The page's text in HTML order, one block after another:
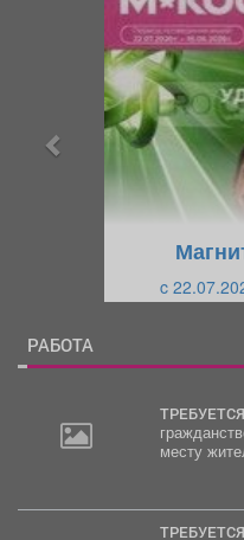
c
РАБОТА
гражданство РФ; наличие